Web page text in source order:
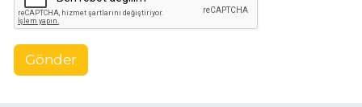
Gönder